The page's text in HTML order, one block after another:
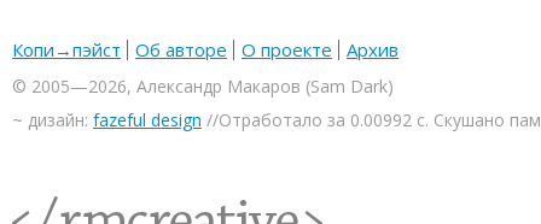
Копи→пэйст Об авторе О проекте Архив
© 2005—2026, Александр Макаров (Sam Dark)
~ дизайн: fazeful design //Отработало за 0.00992 с. Скушано
<rmcreative/>